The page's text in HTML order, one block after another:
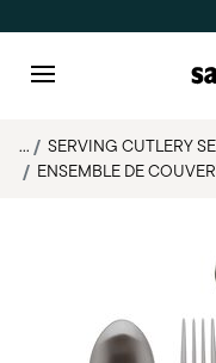
...
SERVING CUTLERY
ENSEMBLE DE